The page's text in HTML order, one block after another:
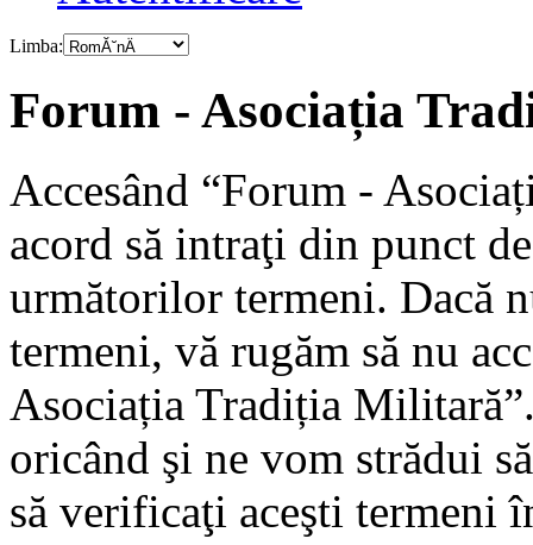
Limba:
Forum - Asociația
Accesând “Forum -
acord să intraţi din punct
următorilor termeni. Dacă
termeni, vă rugăm să nu
Asociația Tradiția
oricând şi ne vom strădui
să verificaţi aceşti termeni